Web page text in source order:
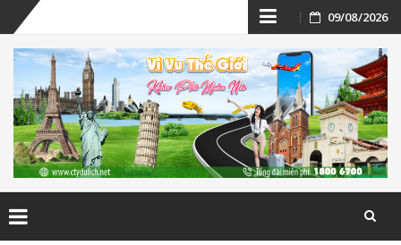
Skip
to
content
09/08/2026